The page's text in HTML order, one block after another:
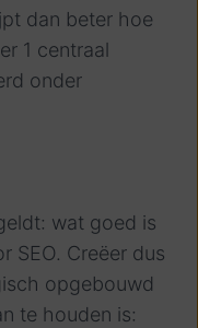
dan beter hoe
1 centraal
onder
wat goed is
SEO. Creëer dus
opgebouwd
te houden is: